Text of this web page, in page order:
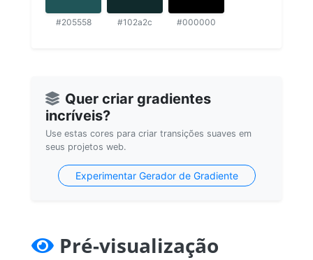
#205558 #102a2c #000000
Quer criar gradientes
incríveis?
Use estas cores para criar transições suaves em
seus projetos web.
Experimentar Gerador de Gradiente
Pré-visualização